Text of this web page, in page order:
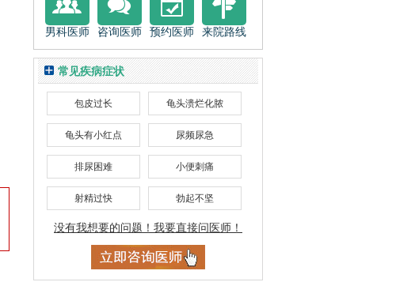
男科医师 咨询医师 预约医师 来院路线
常见疾病症状
包皮过长 龟头溃烂化脓
龟头有小红点 尿频尿急
排尿困难 小便刺痛
射精过快 勃起不坚
没有我想要的问题！我要直接问医师！